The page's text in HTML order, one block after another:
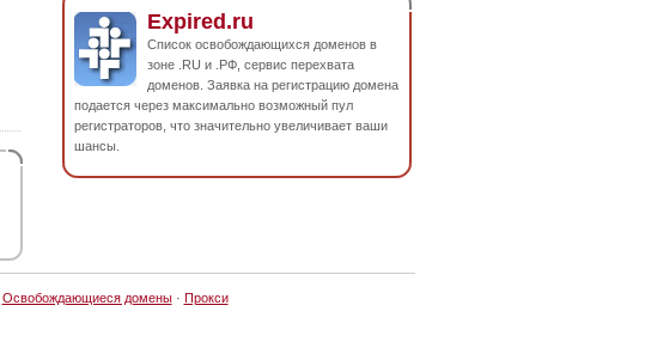
Expired.ru
Список освобождающихся доменов в
зоне .RU и .РФ, сервис перехвата
доменов. Заявка на регистрацию домена
подается через максимально возможный пул
регистраторов, что значительно увеличивает ваши
шансы.
Освобождающиеся домены· Прокси